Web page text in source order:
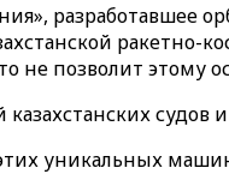
разработавшее
не позволит этому
судов
уникальных